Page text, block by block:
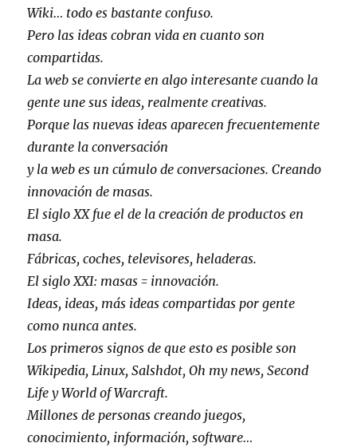
Wiki… todo es bastante confuso.
Pero las ideas cobran vida en cuanto son
compartidas.
La web se convierte en algo interesante cuando la
gente une sus ideas, realmente creativas.
Porque las nuevas ideas aparecen frecuentemente
durante la conversación
y la web es un cúmulo de conversaciones. Creando
innovación de masas.
El siglo XX fue el de la creación de productos en
masa.
Fábricas, coches, televisores, heladeras.
El siglo XXI: masas = innovación.
Ideas, ideas, más ideas compartidas por gente
como nunca antes.
Los primeros signos de que esto es posible son
Wikipedia, Linux, Salshdot, Oh my news, Second
Life y World of Warcraft.
Millones de personas creando juegos,
conocimiento, información, software…